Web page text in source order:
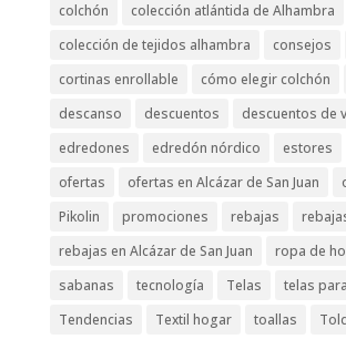
colchón
colección atlántida de Alhambra
colección de tejidos alhambra
consejos
cortinas enrollable
cómo elegir colchón
descanso
descuentos
descuentos de
edredones
edredón nórdico estores
ofertas
ofertas en Alcázar de San Juan
Pikolin
promociones rebajas
rebajas en Alcázar de San Juan
ropa de
sabanas
tecnología Telas
telas
Tendencias
Textil hogar toallas